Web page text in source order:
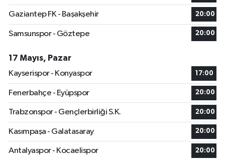
Gaziantep FK - Başakşehir 20:00
Samsunspor - Göztepe 20:00
17 Mayıs, Pazar
Kayserispor - Konyaspor
17:00
Fenerbahçe - Eyüpspor 20:00
Trabzonspor - Gençlerbirliği S.K. 20:00
Kasımpaşa - Galatasaray 20:00
Antalyaspor - Kocaelispor 20:00